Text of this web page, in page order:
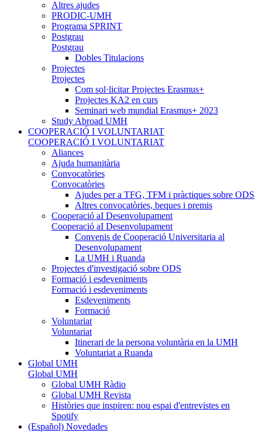
Altres ajudes
PRODIC-UMH
Programa SPRINT
Postgrau
Postgrau
Dobles Titulacions
Projectes
Projectes
Com sol·licitar Projectes Erasmus+
Projectes KA2 en curs
Seminari web mundial Erasmus+ 2023
Study Abroad UMH
COOPERACIÓ I VOLUNTARIAT
COOPERACIÓ I VOLUNTARIAT
Aliances
Ajuda humanitària
Convocatòries
Convocatòries
Ajudes per a TFG, TFM i pràctiques sobre ODS
Altres convocatòries, beques i premis
Cooperació aI Desenvolupament
Cooperació aI Desenvolupament
Convenis de Cooperació Universitaria al
Desenvolupament
La UMH i Ruanda
Projectes d'investigació sobre ODS
Formació i esdeveniments
Formació i esdeveniments
Esdeveniments
Formació
Voluntariat
Voluntariat
Itinerari de la persona voluntària en la UMH
Voluntariat a Ruanda
Global UMH
Global UMH
Global UMH Ràdio
Global UMH Revista
Històries que inspiren: nou espai d'entrevistes en
Spotify
(Español) Novedades